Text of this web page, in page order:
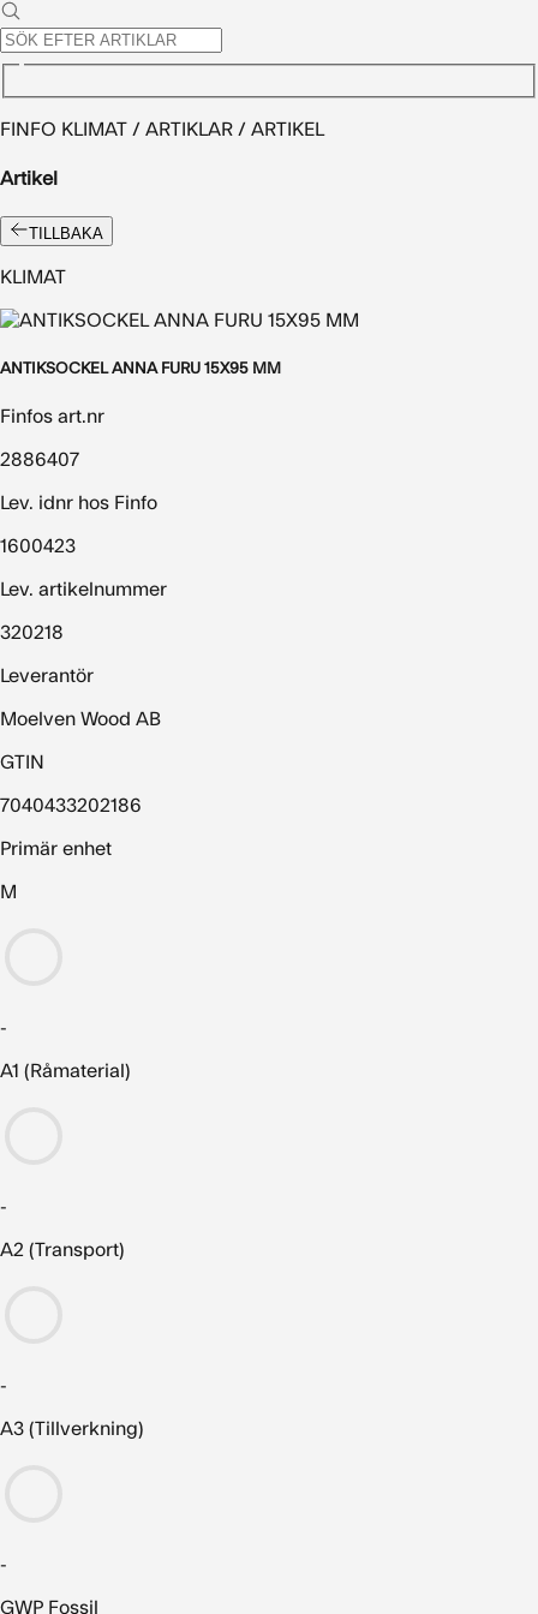
FINFO KLIMAT / ARTIKLAR / ARTIKEL
Artikel
TILLBAKA
KLIMAT
ANTIKSOCKEL ANNA FURU 15X95 MM
Finfos art.nr
2886407
Lev. idnr hos Finfo
1600423
Lev. artikelnummer
320218
Leverantör
Moelven Wood AB
GTIN
7040433202186
Primär enhet
M
-
A1 (Råmaterial)
-
A2 (Transport)
-
A3 (Tillverkning)
-
GWP Fossil